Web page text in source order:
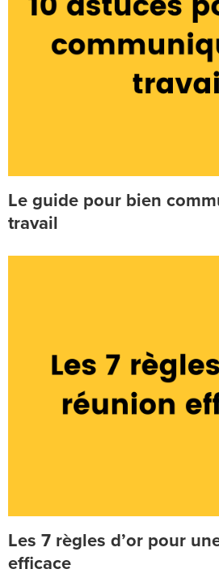
Le guide pour bien
travail
Les 7 règles d’or pour
efficace